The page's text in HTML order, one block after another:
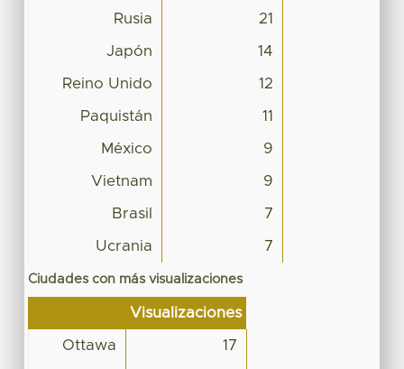
Rusia 21
Japón 14
Reino Unido 12
Paquistán 11
México 9
Vietnam 9
Brasil 7
Ucrania 7
Ciudades con más visualizaciones
Visualizaciones
Ottawa 17